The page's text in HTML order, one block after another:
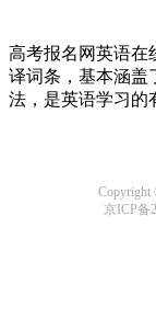
高考报名网英语在
译词条，基本涵盖
法，是英语学习的
Copyright
京ICP备